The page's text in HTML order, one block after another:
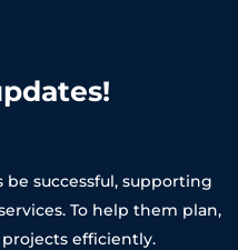
successful, supporting
To help them plan,
efficiently.